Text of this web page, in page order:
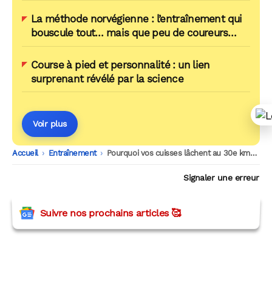
La méthode norvégienne : l’entraînement qui
bouscule tout… mais que peu de coureurs
comprennent vraiment
Course à pied et personnalité : un lien
surprenant révélé par la science
Voir plus
Accueil -
Entraînement -
Pourquoi vos cuisses lâchent au 30e km… et comment les séances en côte peuvent changer ça
Signaler une erreur
Suivre nos prochains articles 🥰